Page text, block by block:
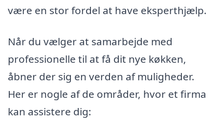
være en stor fordel at have eksperthjælp.
Når du vælger at samarbejde med
professionelle til at få dit nye køkken,
åbner der sig en verden af muligheder.
Her er nogle af de områder, hvor et firma
kan assistere dig: